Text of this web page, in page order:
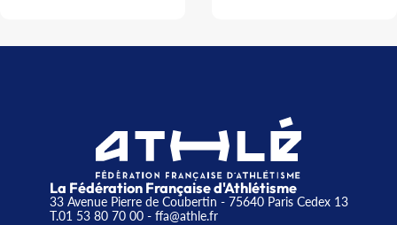
La Fédération Française d'Athlétisme
33 Avenue Pierre de Coubertin - 75640 Paris Cedex 13
T.01 53 80 70 00- ffa@athle.fr